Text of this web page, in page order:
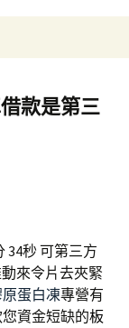
鍵
字:
款是第三
34秒可第三方
來令片去夾緊
原蛋白凍專營有
資金短缺的板